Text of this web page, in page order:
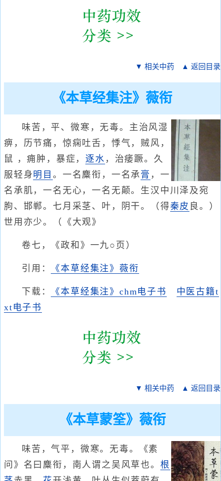
▼ 相关中药 ▲ 返回目录
《本草经集注》薇衔
味苦，平、微寒，无毒。主治风湿
痹，历节痛，惊痫吐舌，悸气，贼风，
鼠 ，痈肿，暴症，逐水 ，治痿蹶。久
服轻身明目。一名麋衔，一名承膏 ，一
名承肌，一名无心，一名无颠。生汉中川泽及宛
朐、邯郸。七月采茎、叶，阴干。（得秦皮 良。）
世用亦少。（《大观》
卷七，《政和》一九○页）
引用： 《本草经集注》薇衔
下载： 《本草经集注》chm电子书
中医古籍t
xt电子书
▼ 相关中药 ▲ 返回目录
《本草蒙筌》薇衔
味苦，气平，微寒。无毒。《素
问》名曰麋衔，南人谓之吴风草也。 根